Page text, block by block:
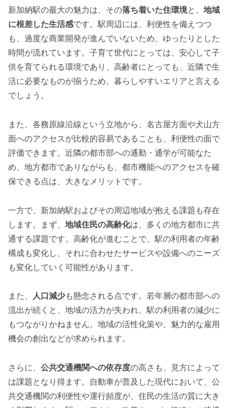
新加納駅の最大の魅力は、その落ち着いた住環境と、 地域
に根差した生活感です。駅周辺には、利便性を備えつつ
も、過度な商業開発が進んでいないため、ゆったりとした
時間が流れています。子育て世代にとっては、安心して子
供を育てられる環境であり、高齢者にとっても、近隣で生
活に必要なものが揃うため、暮らしやすいエリアと言える
でしょう。
また、各務原線沿線という立地から、名古屋方面や犬山方
面へのアクセスが比較的容易であることも、利便性の面で
評価できます。近隣の都市部への通勤・通学が可能なた
め、地方都市でありながらも、都市機能へのアクセスを確
保できる点は、大きなメリットです。
一方で、新加納駅およびその周辺地域が抱える課題も存在
します。まず、 地域住民の高齢化は、多くの地方都市に共
通する課題です。高齢化が進むことで、駅の利用者の年齢
構成も変化し、それに合わせたサービスや設備へのニーズ
も変化していく可能性があります。
また、 人口減少も懸念される点です。若年層の都市部への
流出が続くと、地域の活力が失われ、駅の利用者の減少に
もつながりかねません。地域の活性化策や、魅力的な雇用
機会の創出などが求められます。
さらに、 公共交通機関への依存度の高さも、見方によって
は課題となり得ます。自動車が普及した現代において、公
共交通機関の利便性や運行頻度が、住民の生活の質に大き